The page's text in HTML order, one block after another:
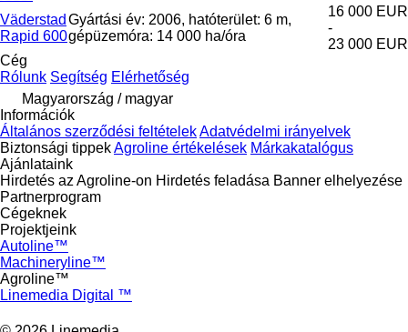
Väderstad
Rapid 600
Gyártási év: 2006, hatóterület: 6 m,
gépüzemóra: 14 000 ha/óra
16 000 EUR
-
23 000 EUR
Cég
Rólunk Segítség Elérhetőség
Magyarország / magyar
Információk
Általános szerződési feltételekAdatvédelmi irányelvek
Biztonsági tippekAgroline értékelések Márkakatalógus
Ajánlataink
Hirdetés az Agroline-on Hirdetés feladása Banner elhelyezése
Partnerprogram
Cégeknek
Projektjeink
Autoline™
Machineryline™
Agroline™
Linemedia Digital ™